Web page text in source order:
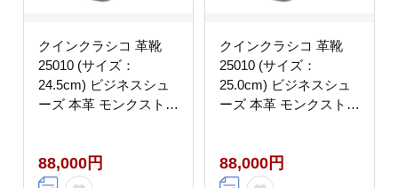
クインクラシコ 革靴
25010 (サイズ：
24.5cm) ビジネスシュ
ーズ 本革 モンクストラ
88,000円
クインクラシコ 革靴
25010 (サイズ：
25.0cm) ビジネスシュ
ーズ 本革 モンクストラ
88,000円